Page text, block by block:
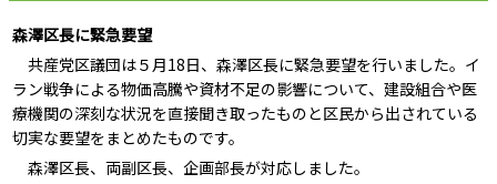
森澤区長に緊急要望
共産党区議団は５月18日、森澤区長に緊急要望を行いました。イ
ラン戦争による物価高騰や資材不足の影響について、建設組合や医
療機関の深刻な状況を直接聞き取ったものと区民から出されている
切実な要望をまとめたものです。
森澤区長、両副区長、企画部長が対応しました。